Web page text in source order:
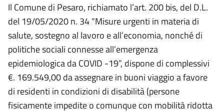
Il Comune di Pesaro, richiamato l’art. 200 bis, del D.L.
del 19/05/2020 n. 34 “Misure urgenti in materia di
salute, sostegno al lavoro e all’economia, nonché di
politiche sociali connesse all’emergenza
epidemiologica da COVID -19”, dispone di complessivi
€. 169.549,00 da assegnare in buoni viaggio a favore
di residenti in condizioni di disabilità (persone
fisicamente impedite o comunque con mobilità ridotta